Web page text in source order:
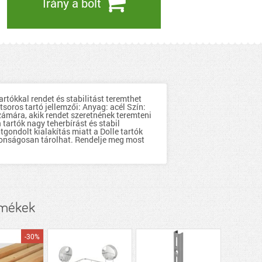
rendet és stabilitást teremthet
tartó jellemzői: Anyag: acél Szín:
akik rendet szeretnének teremteni
tartók nagy teherbírást és stabil
kialakítás miatt a Dolle tartók
tárolhat. Rendelje meg most
-30%